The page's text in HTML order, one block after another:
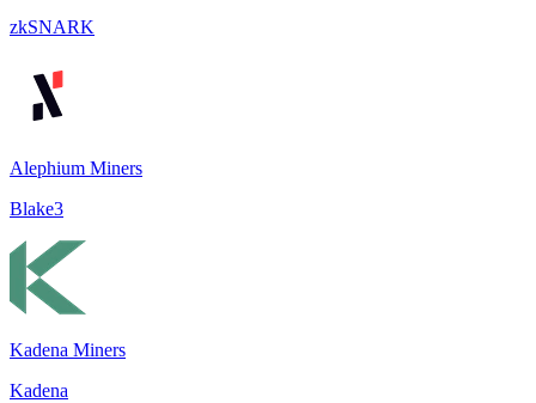
zkSNARK
Alephium Miners
Blake3
Kadena Miners
Kadena